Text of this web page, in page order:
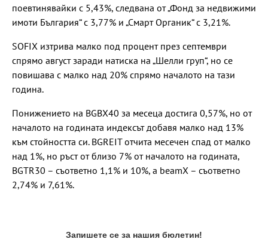
поевтинявайки с 5,43%, следвана от „Фонд за недвижими
имоти България“ с 3,77% и „Смарт Органик“ с 3,21%.
SOFIX изтрива малко под процент през септември
спрямо август заради натиска на „Шелли груп“, но се
повишава с малко над 20% спрямо началото на тази
година.
Понижението на BGBX40 за месеца достига 0,57%, но от
началото на годината индексът добавя малко над 13%
към стойността си. BGREIT отчита месечен спад от малко
над 1%, но ръст от близо 7% от началото на годината,
BGTR30 – съответно 1,1% и 10%, а beamX – съответно
2,74% и 7,61%.